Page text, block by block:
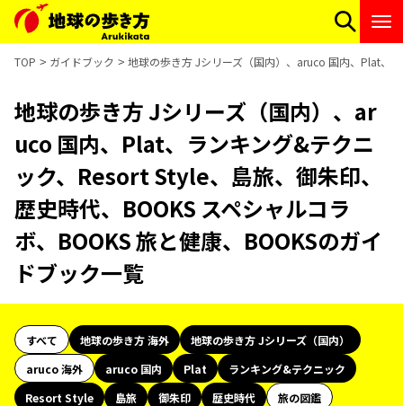
TOP ガイドブック 地球の歩き方 Jシリーズ（国内）、aruco 国内、Plat、
地球の歩き方 Jシリーズ（国内）、ar
uco 国内、Plat、ランキング&テクニ
ック、Resort Style、島旅、御朱印、
歴史時代、BOOKS スペシャルコラ
ボ、BOOKS 旅と健康、BOOKSのガイ
ドブック一覧
すべて 地球の歩き方 海外
地球の歩き方 Jシリーズ（国内）
aruco 海外
aruco 国内 Plat
ランキング&テクニック
Resort Style
島旅 御朱印 歴史時代
旅の図鑑